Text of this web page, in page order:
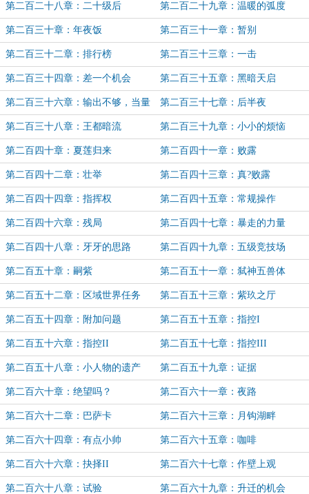
第二百二十八章：二十级后 第二百二十九章：温暖的弧度
第二百三十章：年夜饭 第二百三十一章：暂别
第二百三十二章：排行榜 第二百三十三章：一击
第二百三十四章：差一个机会 第二百三十五章：黑暗天启
第二百三十六章：输出不够，当量
来凑
第二百三十七章：后半夜
第二百三十八章：王都暗流 第二百三十九章：小小的烦恼
第二百四十章：夏莲归来 第二百四十一章：败露
第二百四十二章：壮举 第二百四十三章：真?败露
第二百四十四章：指挥权 第二百四十五章：常规操作
第二百四十六章：残局 第二百四十七章：暴走的力量
第二百四十八章：牙牙的思路 第二百四十九章：五级竞技场
第二百五十章：嗣紫 第二百五十一章：弑神五兽体
第二百五十二章：区域世界任务 第二百五十三章：紫玖之厅
第二百五十四章：附加问题 第二百五十五章：指控I
第二百五十六章：指控II 第二百五十七章：指控III
第二百五十八章：小人物的遗产 第二百五十九章：证据
第二百六十章：绝望吗？ 第二百六十一章：夜路
第二百六十二章：巴萨卡 第二百六十三章：月钩湖畔
第二百六十四章：有点小帅 第二百六十五章：咖啡
第二百六十六章：抉择II 第二百六十七章：作壁上观
第二百六十八章：试验 第二百六十九章：升迁的机会